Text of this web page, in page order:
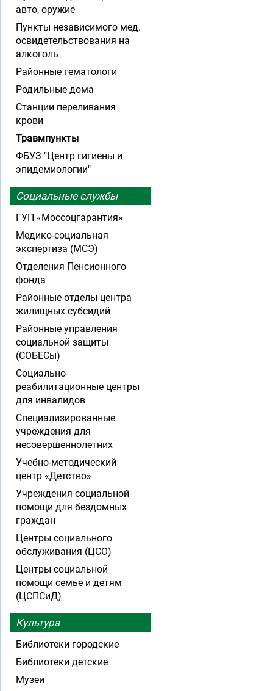
авто, оружие
Пункты независимого мед.
освидетельствования на
алкоголь
Районные гематологи
Родильные дома
Станции переливания
крови
Травмпункты
ФБУЗ "Центр гигиены и
эпидемиологии"
Социальные службы
ГУП «Моссоцгарантия»
Медико-социальная
экспертиза (МСЭ)
Отделения Пенсионного
фонда
Районные отделы центра
жилищных субсидий
Районные управления
социальной защиты
(СОБЕСы)
Социально-
реабилитационные центры
для инвалидов
Специализированные
учреждения для
несовершеннолетних
Учебно-методический
центр «Детство»
Учреждения социальной
помощи для бездомных
граждан
Центры социального
обслуживания (ЦСО)
Центры социальной
помощи семье и детям
(ЦСПСиД)
Культура
Библиотеки городские
Библиотеки детские
Музеи